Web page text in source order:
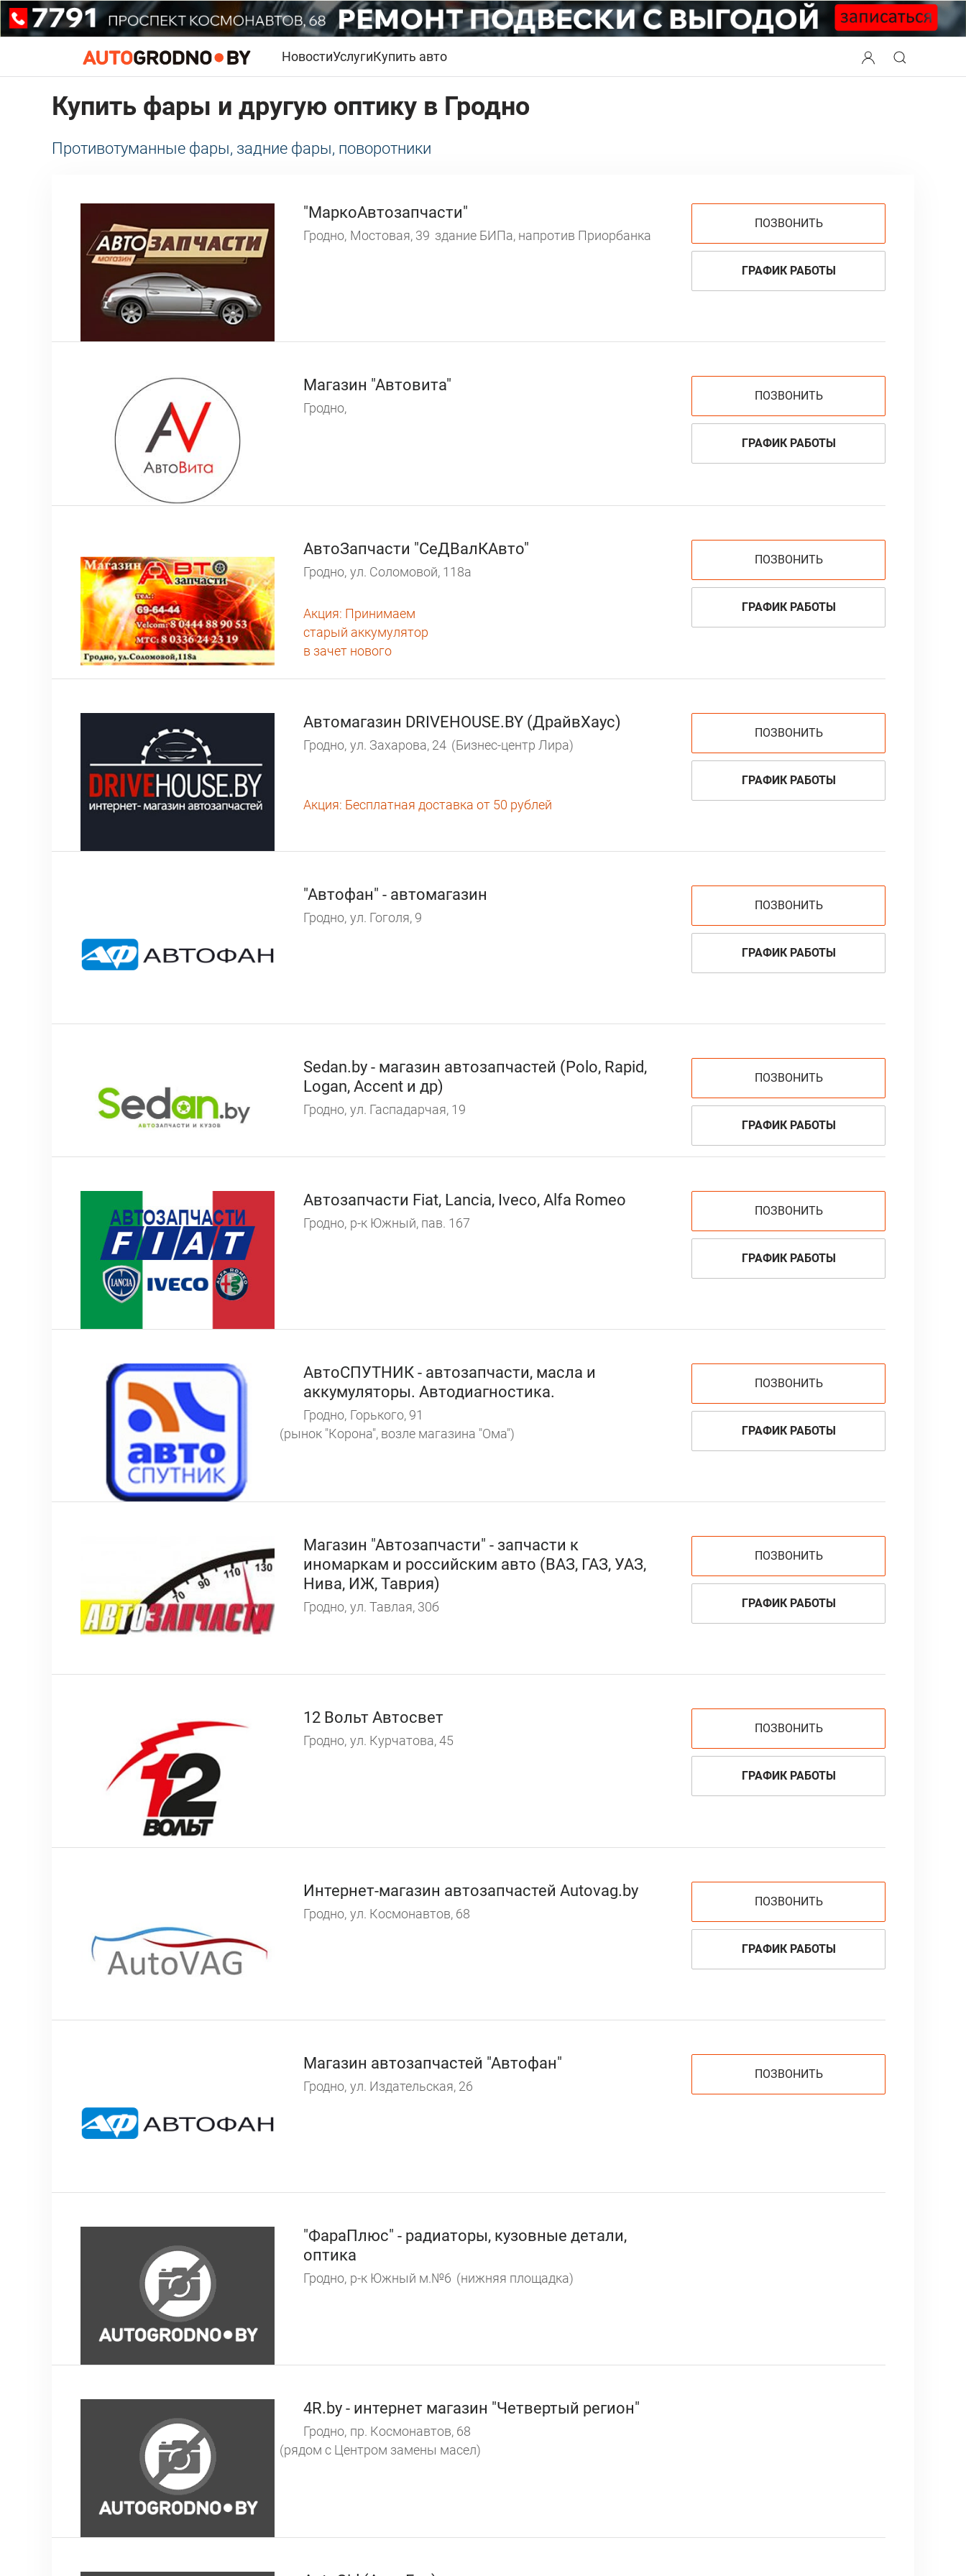
НовостиУслугиКупить авто
Купить фары и другую оптику в Гродно
Противотуманные фары, задние фары, поворотники
"МаркоАвтозапчасти"
Гродно, Мостовая, 39 здание БИПа, напротив Приорбанка
ПОЗВОНИТЬ
ГРАФИК РАБОТЫ
Магазин "Автовита"
Гродно,
ПОЗВОНИТЬ
ГРАФИК РАБОТЫ
АвтоЗапчасти "СеДВалКАвто"
Гродно, ул. Соломовой, 118а
Акция: Принимаем
старый аккумулятор
в зачет нового
ПОЗВОНИТЬ
ГРАФИК РАБОТЫ
Автомагазин DRIVEHOUSE.BY (ДрайвХаус)
Гродно, ул. Захарова, 24 (Бизнес-центр Лира)
Акция: Бесплатная доставка от 50 рублей
ПОЗВОНИТЬ
ГРАФИК РАБОТЫ
"Автофан" - автомагазин
Гродно, ул. Гоголя, 9
ПОЗВОНИТЬ
ГРАФИК РАБОТЫ
Sedan.by - магазин автозапчастей (Polo, Rapid,
Logan, Accent и др)
Гродно, ул. Гаспадарчая, 19
ПОЗВОНИТЬ
ГРАФИК РАБОТЫ
Автозапчасти Fiat, Lancia, Iveco, Alfa Romeo
Гродно, р-к Южный, пав. 167
ПОЗВОНИТЬ
ГРАФИК РАБОТЫ
АвтоСПУТНИК - автозапчасти, масла и
аккумуляторы. Автодиагностика.
Гродно, Горького, 91
(рынок "Корона", возле магазина "Ома")
ПОЗВОНИТЬ
ГРАФИК РАБОТЫ
Магазин "Автозапчасти" - запчасти к
иномаркам и российским авто (ВАЗ, ГАЗ, УАЗ,
Нива, ИЖ, Таврия)
Гродно, ул. Тавлая, 30б
ПОЗВОНИТЬ
ГРАФИК РАБОТЫ
12 Вольт Автосвет
Гродно, ул. Курчатова, 45
ПОЗВОНИТЬ
ГРАФИК РАБОТЫ
Интернет-магазин автозапчастей Autovag.by
Гродно, ул. Космонавтов, 68
ПОЗВОНИТЬ
ГРАФИК РАБОТЫ
Магазин автозапчастей "Автофан"
Гродно, ул. Издательская, 26
ПОЗВОНИТЬ
"ФараПлюс" - радиаторы, кузовные детали,
оптика
Гродно, р-к Южный м.№6 (нижняя площадка)
4R.by - интернет магазин "Четвертый регион"
Гродно, пр. Космонавтов, 68
(рядом с Центром замены масел)